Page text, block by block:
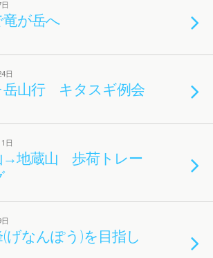
竜が岳へ
日
岳山行 キタスギ例会
日
→地蔵山 歩荷トレー
げなんぽう)を目指し